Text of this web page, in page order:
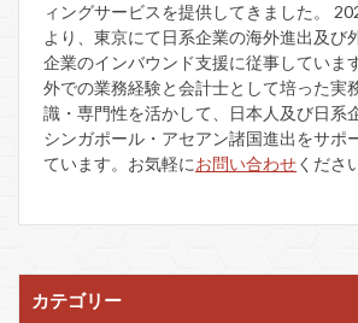
ィングサービスを提供してきました。
より、東京にて日系企業の海外進出及び
企業のインバウンド支援に従事していま
外での業務経験と会計士として培った実
識・専門性を活かして、日本人及び日系
シンガポール・アセアン諸国進出をサポ
ています。お気軽にお問い合わせくださ
カテゴリー